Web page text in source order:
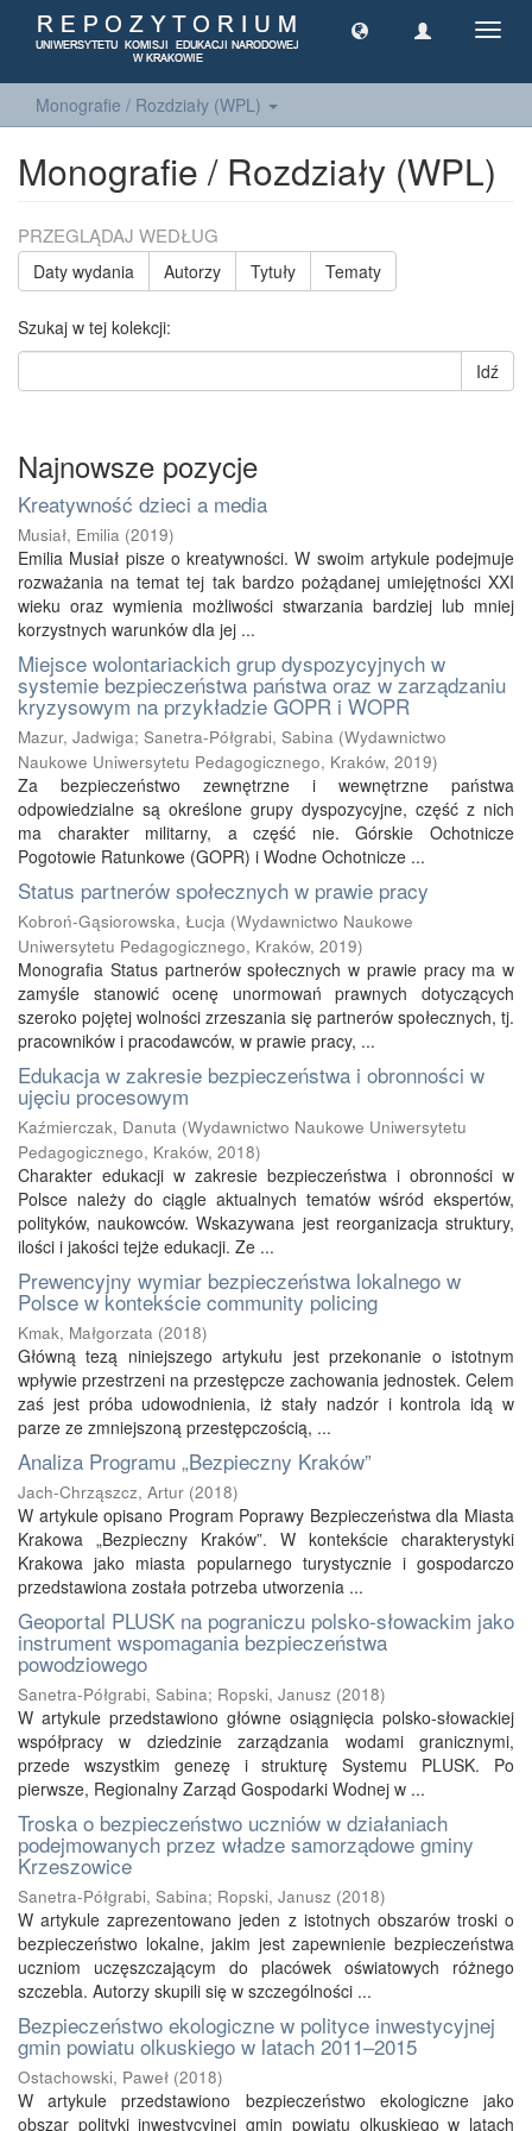
Monografie / Rozdziały (WPL)
Monografie / Rozdziały (WPL)
PRZEGLĄDAJ WEDŁUG
Daty wydania Autorzy Tytuły Tematy
Szukaj w tej kolekcji:
Idź
Najnowsze pozycje
Kreatywność dzieci a media
Musiał, Emilia (2019)
Emilia Musiał pisze o kreatywności. W swoim artykule podejmuje
rozważania na temat tej tak bardzo pożądanej umiejętności XXI
wieku oraz wymienia możliwości stwarzania bardziej lub mniej
korzystnych warunków dla jej ...
Miejsce wolontariackich grup dyspozycyjnych w
systemie bezpieczeństwa państwa oraz w zarządzaniu
kryzysowym na przykładzie GOPR i WOPR
Mazur, Jadwiga; Sanetra-Półgrabi, Sabina (Wydawnictwo
Naukowe Uniwersytetu Pedagogicznego, Kraków, 2019)
Za bezpieczeństwo zewnętrzne i wewnętrzne państwa
odpowiedzialne są określone grupy dyspozycyjne, część z nich
ma charakter militarny, a część nie. Górskie Ochotnicze
Pogotowie Ratunkowe (GOPR) i Wodne Ochotnicze ...
Status partnerów społecznych w prawie pracy
Kobroń-Gąsiorowska, Łucja (Wydawnictwo Naukowe
Uniwersytetu Pedagogicznego, Kraków, 2019)
Monografia Status partnerów społecznych w prawie pracy ma w
zamyśle stanowić ocenę unormowań prawnych dotyczących
szeroko pojętej wolności zrzeszania się partnerów społecznych, tj.
pracowników i pracodawców, w prawie pracy, ...
Edukacja w zakresie bezpieczeństwa i obronności w
ujęciu procesowym
Kaźmierczak, Danuta (Wydawnictwo Naukowe Uniwersytetu
Pedagogicznego, Kraków, 2018)
Charakter edukacji w zakresie bezpieczeństwa i obronności w
Polsce należy do ciągle aktualnych tematów wśród ekspertów,
polityków, naukowców. Wskazywana jest reorganizacja struktury,
ilości i jakości tejże edukacji. Ze ...
Prewencyjny wymiar bezpieczeństwa lokalnego w
Polsce w kontekście community policing
Kmak, Małgorzata (2018)
Główną tezą niniejszego artykułu jest przekonanie o istotnym
wpływie przestrzeni na przestępcze zachowania jednostek. Celem
zaś jest próba udowodnienia, iż stały nadzór i kontrola idą w
parze ze zmniejszoną przestępczością, ...
Analiza Programu „Bezpieczny Kraków”
Jach-Chrząszcz, Artur (2018)
W artykule opisano Program Poprawy Bezpieczeństwa dla Miasta
Krakowa „Bezpieczny Kraków”. W kontekście charakterystyki
Krakowa jako miasta popularnego turystycznie i gospodarczo
przedstawiona została potrzeba utworzenia ...
Geoportal PLUSK na pograniczu polsko-słowackim jako
instrument wspomagania bezpieczeństwa
powodziowego
Sanetra-Półgrabi, Sabina; Ropski, Janusz (2018)
W artykule przedstawiono główne osiągnięcia polsko-słowackiej
współpracy w dziedzinie zarządzania wodami granicznymi,
przede wszystkim genezę i strukturę Systemu PLUSK. Po
pierwsze, Regionalny Zarząd Gospodarki Wodnej w ...
Troska o bezpieczeństwo uczniów w działaniach
podejmowanych przez władze samorządowe gminy
Krzeszowice
Sanetra-Półgrabi, Sabina; Ropski, Janusz (2018)
W artykule zaprezentowano jeden z istotnych obszarów troski o
bezpieczeństwo lokalne, jakim jest zapewnienie bezpieczeństwa
uczniom uczęszczającym do placówek oświatowych różnego
szczebla. Autorzy skupili się w szczególności ...
Bezpieczeństwo ekologiczne w polityce inwestycyjnej
gmin powiatu olkuskiego w latach 2011–2015
Ostachowski, Paweł (2018)
W artykule przedstawiono bezpieczeństwo ekologiczne jako
obszar polityki inwestycyjnej gmin powiatu olkuskiego w latach